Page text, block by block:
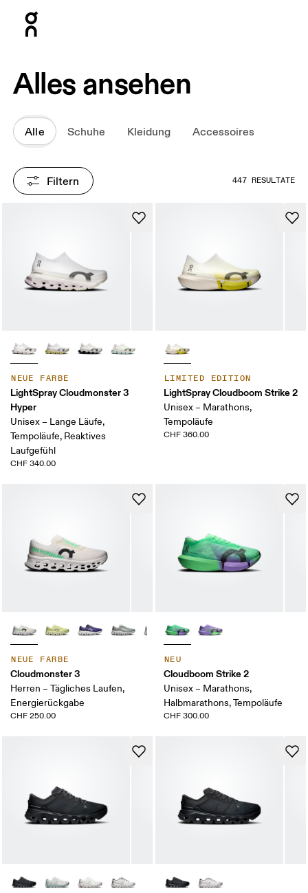
Alles ansehen
Alle Schuhe Kleidung Accessoires
Filtern 447 RESULTATE
NEUE FARBE
LightSpray Cloudmonster 3
Hyper
Unisex – Lange Läufe,
Tempoläufe, Reaktives
Laufgefühl
CHF 340.00
LIMITED EDITION
LightSpray Cloudboom Strike 2
Unisex – Marathons,
Tempoläufe
CHF 360.00
NEUE FARBE
Cloudmonster 3
Herren – Tägliches Laufen,
Energierückgabe
CHF 250.00
NEU
Cloudboom Strike 2
Unisex – Marathons,
Halbmarathons, Tempoläufe
CHF 300.00